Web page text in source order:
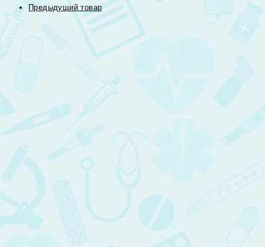
Предыдущий товар